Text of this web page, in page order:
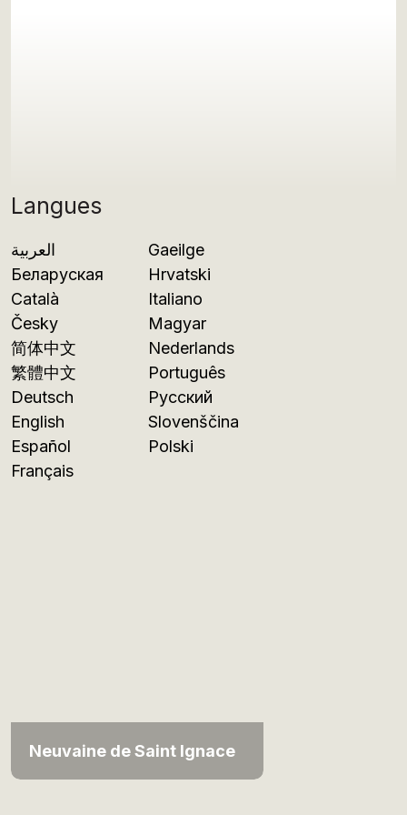
Langues
العربية
Беларуская
Català
Česky
简体中文
繁體中文
Deutsch
English
Español
Français
Gaeilge
Hrvatski
Italiano
Magyar
Nederlands
Português
Русский
Slovenščina
Polski
Neuvaine de Saint Ignace